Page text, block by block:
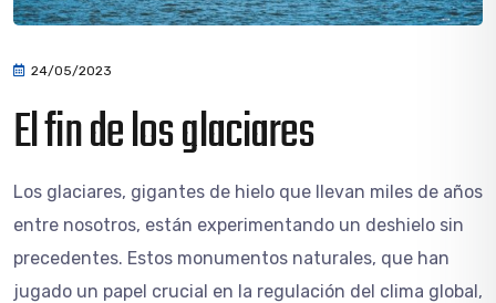
24/05/2023
El fin de los glaciares
Los glaciares, gigantes de hielo que llevan miles de años
entre nosotros, están experimentando un deshielo sin
precedentes. Estos monumentos naturales, que han
jugado un papel crucial en la regulación del clima global,